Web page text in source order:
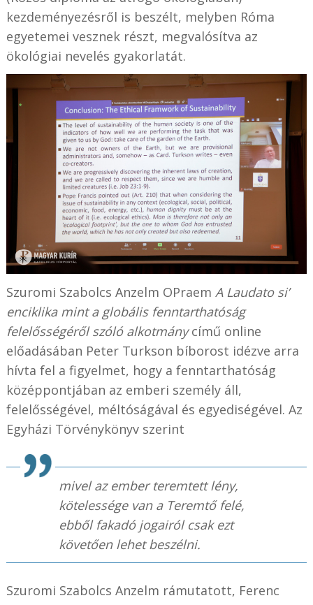
kezdeményezésről is beszélt, melyben Róma
egyetemei vesznek részt, megvalósítva az
ökológiai nevelés gyakorlatát.
Szuromi Szabolcs Anzelm OPraem A Laudato si’
enciklika mint a globális fenntarthatóság
felelősségéről szóló alkotmánycímű online
előadásában Peter Turkson bíborost idézve arra
hívta fel a figyelmet, hogy a fenntarthatóság
középpontjában az emberi személy áll,
felelősségével, méltóságával és egyediségével. Az
Egyházi Törvénykönyv szerint
mivel az ember teremtett lény,
kötelessége van a Teremtő felé,
ebből fakadó jogairól csak ezt
követően lehet beszélni.
Szuromi Szabolcs Anzelm rámutatott, Ferenc